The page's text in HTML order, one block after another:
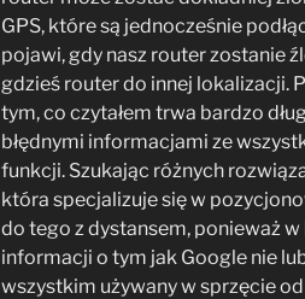
GPS, które są jednocześnie
pojawi, gdy nasz router zostanie
gdzieś router do innej lokalizacji.
tym, co czytałem trwa bardzo
błędnymi informacjami ze
funkcji. Szukając różnych
która specjalizuje się w
do tego z dystansem, ponieważ
informacji o tym jak Google nie
wszystkim używany w sprzęcie